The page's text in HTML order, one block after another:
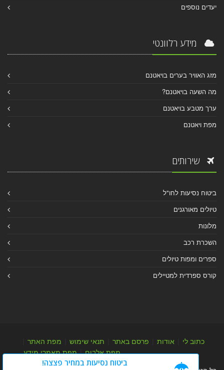
יעדים נוספים
מידע רלוונטי
מזג האוויר בערים בויאטנם
מה השעה בויאטנם?
ערך מטבע בויאטנם
מפת ויאטנם
שירותים
ביטוח נסיעות לחו"ל
טיולים מאורגנים
מלונות
השכרת רכב
ספרים ומפות טיולים
קורס ספרדית למטיילים
כתוב לי אודות פרסם באתר תנאי שימוש מפת האתר
מפת אלבום|מפת מאמרי מידע
ביטוח נסיעות במחיר פצצה!